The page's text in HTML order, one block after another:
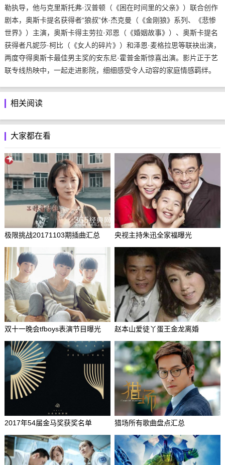
勒执导，他与克里斯托弗·汉普顿（《困在时间里的父亲》）联合创作
剧本，奥斯卡提名获得者“狼叔”休·杰克曼（《金刚狼》系列、《悲惨
世界》）主演，奥斯卡得主劳拉·邓恩（《婚姻故事》）、奥斯卡提名
获得者凡妮莎·柯比（《女人的碎片》）和泽恩·麦格拉思等联袂出演，
两度夺得奥斯卡最佳男主奖的安东尼·霍普金斯惊喜出演。影片正于艺
联专线热映中，一起走进影院，细细感受令人动容的家庭情感羁绊。
相关阅读
大家都在看
极限挑战20171103期插曲汇总 央视主持朱迅全家福曝光
双十一晚会tfboys表演节目曝光 赵本山爱徒丫蛋王金龙离婚
2017年54届金马奖获奖名单 猎场所有歌曲盘点汇总